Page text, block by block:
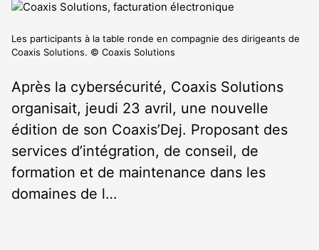
Les participants à la table ronde en compagnie des dirigeants de
Coaxis Solutions. © Coaxis Solutions
Après la cybersécurité, Coaxis Solutions
organisait, jeudi 23 avril, une nouvelle
édition de son Coaxis’Dej. Proposant des
services d’intégration, de conseil, de
formation et de maintenance dans les
domaines de l…